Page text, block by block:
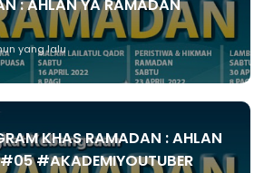
: AHLAN YA RAMADAN
yang lalu
KHAS RAMADAN : AHLAN
#AKADEMIYOUTUBER